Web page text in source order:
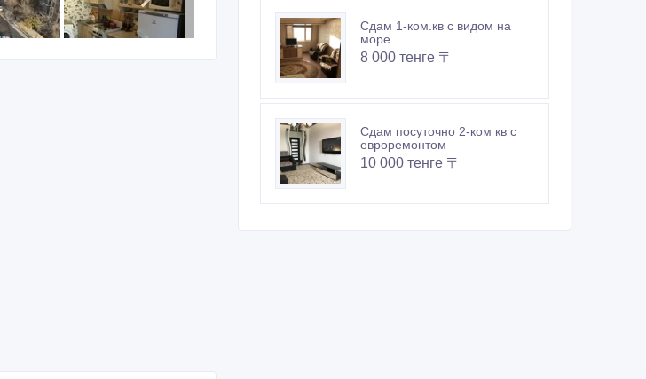
Сдам 1-ком.кв с видом на
море
8 000 тенге 〒
Сдам посуточно 2-ком кв с
евроремонтом
10 000 тенге 〒